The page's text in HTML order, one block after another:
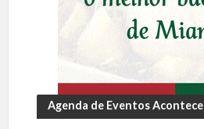
Agenda de Eventos Acontece